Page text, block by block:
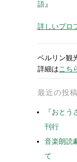
語』
詳しいプロ
ベルリン観
詳細はこち
最近の投稿
『おと
刊行
音楽朗読
て